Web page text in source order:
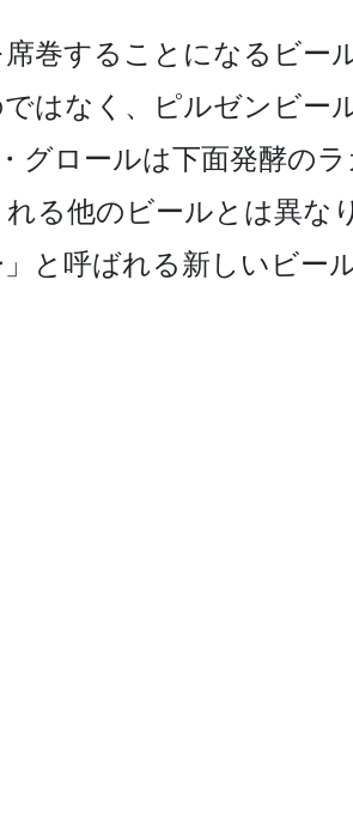
巻することになるビー
は­なく、ピルゼンビー
グロールは下­面発酵の
る他のビールとは異な
と呼ばれる新しいビー